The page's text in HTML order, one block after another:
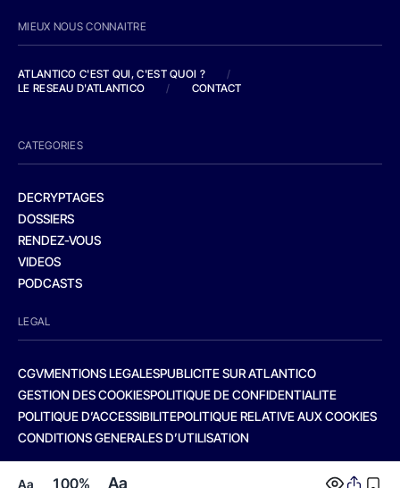
Aa 100% Aa
MIEUX NOUS CONNAITRE
ATLANTICO C'EST QUI, C'EST QUOI ?
/
LE RESEAU D'ATLANTICO
/ CONTACT
CATEGORIES
DECRYPTAGES
DOSSIERS
RENDEZ-VOUS
VIDEOS
PODCASTS
LEGAL
CGVMENTIONS LEGALESPUBLICITE SUR ATLANTICO
GESTION DES COOKIESPOLITIQUE DE CONFIDENTIALITE
POLITIQUE D’ACCESSIBILITEPOLITIQUE RELATIVE AUX COOKIES
CONDITIONS GENERALES D’UTILISATION